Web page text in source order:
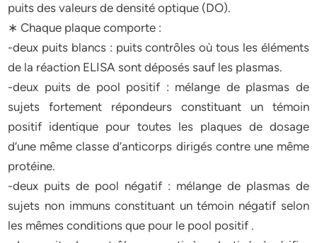
puits des valeurs de densité optique (DO).
∗ Chaque plaque comporte :
-deux puits blancs : puits contrôles où tous les éléments
de la réaction ELISA sont déposés sauf les plasmas.
-deux puits de pool positif : mélange de plasmas de
sujets fortement répondeurs constituant un témoin
positif identique pour toutes les plaques de dosage
d’une même classe d’anticorps dirigés contre une même
protéine.
-deux puits de pool négatif : mélange de plasmas de
sujets non immuns constituant un témoin négatif selon
les mêmes conditions que pour le pool positif .